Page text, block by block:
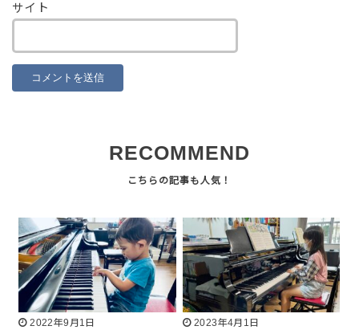
サイト
RECOMMEND
2022年9月1日
2023年4月1日